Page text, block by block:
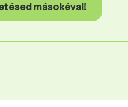
másokéval!